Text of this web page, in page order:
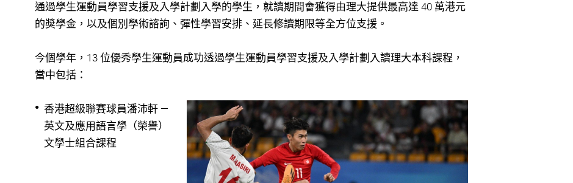
通過學生運動員學習支援及入學計劃入學的學生，就讀期間會獲得由理大提供最高達 40 萬港元
的獎學金，以及個別學術諮詢、彈性學習安排、延長修讀期限等全方位支援。
今個學年，13 位優秀學生運動員成功透過學生運動員學習支援及入學計劃入讀理大本科課程，
當中包括：
香港超級聯賽球員潘沛軒 —
英文及應用語言學（榮譽）
文學士組合課程